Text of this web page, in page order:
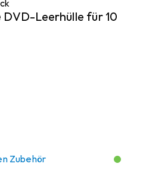
DVD-Leerhülle für 10
Zubehör